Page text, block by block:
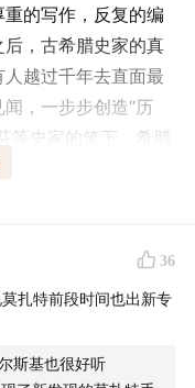
的写作，反复的编
，古希腊史家的真
越过千年去直面最
，一步步创造“历
等史家的笔下，希腊
与斯巴达的兴衰起
政治》作者徐松岩36
扎特前段时间也出新专
斯基也很好听